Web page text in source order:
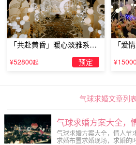
「共赴黄昏」暖心淡雅系求
¥52800起 预定
「爱
气球求婚文章列
气球求婚方案大全，情人节
求婚布置求婚现场，求婚的